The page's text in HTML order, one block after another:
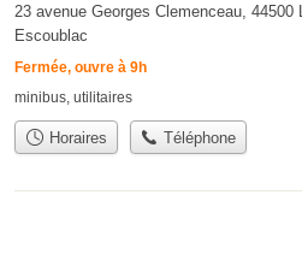
23 avenue Georges Clemenceau, 44500
Escoublac
Fermée, ouvre à 9h
minibus utilitaires
Horaires Téléphone